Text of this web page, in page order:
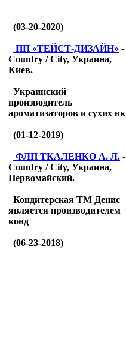
(03-20-2020)
ПП «ТЕЙСТ-ДИЗАЙН» -
Country / City, Украина,
Киев.
Украинский
производитель
ароматизаторов и сухих вк
(01-12-2019)
ФЛП ТКАЛЕНКО А. Л. -
Country / City, Украина,
Первомайский.
Кондитерская ТМ Денис
является производителем
конд
(06-23-2018)